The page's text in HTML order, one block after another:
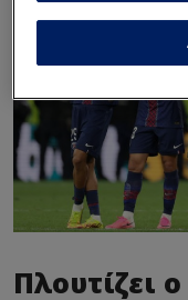
Πλουτίζει